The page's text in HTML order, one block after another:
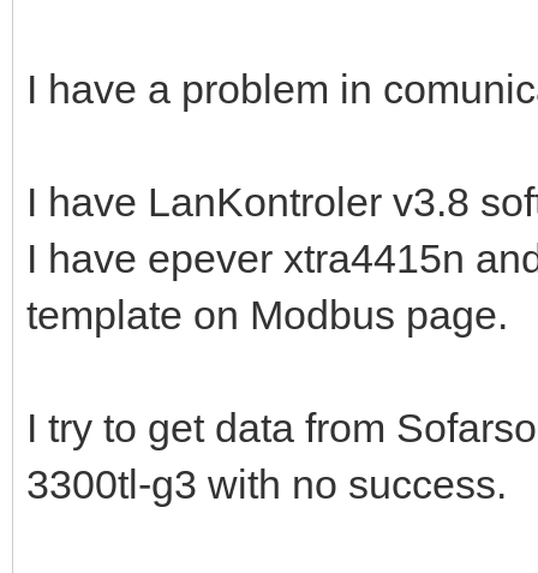
I have a problem in
I have LanKontroler v3.8
I have epever xtra4415n
template on Modbus page.
I try to get data from
3300tl-g3 with no success.